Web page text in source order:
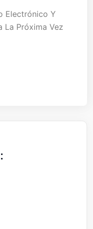
Electrónico Y
La Próxima Vez